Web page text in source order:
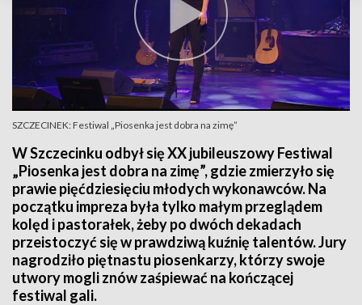
SZCZECINEK: Festiwal „Piosenka jest dobra na zimę”
W Szczecinku odbył się XX jubileuszowy Festiwal
„Piosenka jest dobra na zimę”, gdzie zmierzyło się
prawie pięćdziesięciu młodych wykonawców. Na
początku impreza była tylko małym przeglądem
kolęd i pastorałek, żeby po dwóch dekadach
przeistoczyć się w prawdziwą kuźnię talentów. Jury
nagrodziło piętnastu piosenkarzy, którzy swoje
utwory mogli znów zaśpiewać na kończącej
festiwal gali.